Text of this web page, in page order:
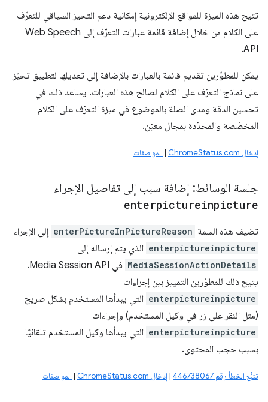
تتيح هذه الميزة للمواقع الإلكترونية إمكانية دعم التحيز السياقي للتعرّف
على الكلام من خلال إضافة قائمة عبارات التعرّف إلى Web Speech
API.
يمكن للمطوّرين تقديم قائمة بالعبارات بالإضافة إلى تعديلها لتطبيق تحيّز
على نماذج التعرّف على الكلام لصالح هذه العبارات. يساعد ذلك في
تحسين الدقة ومدى الصلة بالموضوع في ميزة التعرّف على الكلام
المخصّصة والمحدّدة بمجال معيّن.
إدخال ChromeStatus.com |المواصفات
جلسة الوسائط: إضافة سبب إلى تفاصيل الإجراء
enterpictureinpicture
تضيف هذه السمة enterPictureInPictureReason إلى الإجراء
enterpictureinpicture الذي يتم إرساله إلى
MediaSessionActionDetails
في Media Session API.
يتيح ذلك للمطوّرين التمييز بين إجراءات
enterpictureinpicture التي يبدأها المستخدم بشكل صريح
(مثل النقر على زر في وكيل المستخدم) وإجراءات
enterpictureinpicture التي يبدأها وكيل المستخدم تلقائيًا
بسبب حجب المحتوى.
تتبُّع الخطأ رقم 446738067 |إدخال ChromeStatus.com |المواصفات